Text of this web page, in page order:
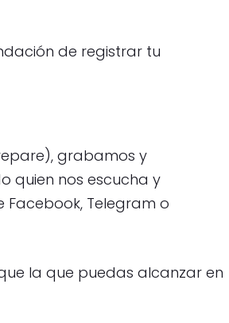
de registrar tu
grabamos y
quien nos escucha y
Telegram o
la que puedas alcanzar en